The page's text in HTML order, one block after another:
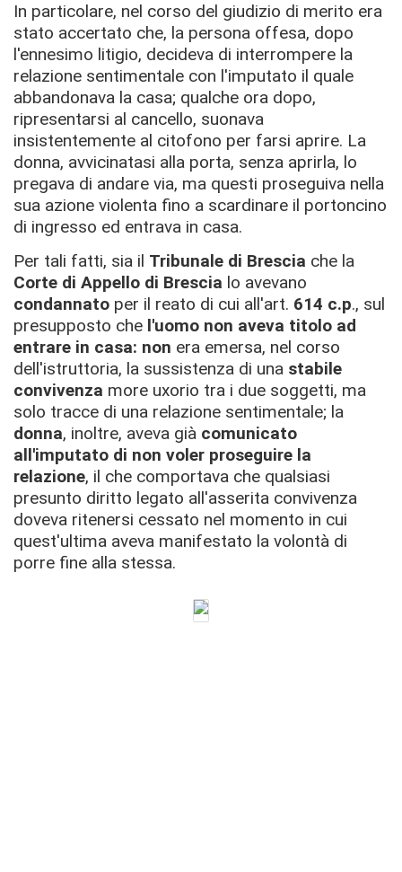
In particolare, nel corso del giudizio di merito era
stato accertato che, la persona offesa, dopo
l'ennesimo litigio, decideva di interrompere la
relazione sentimentale con l'imputato il quale
abbandonava la casa; qualche ora dopo,
ripresentarsi al cancello, suonava
insistentemente al citofono per farsi aprire. La
donna, avvicinatasi alla porta, senza aprirla, lo
pregava di andare via, ma questi proseguiva nella
sua azione violenta fino a scardinare il portoncino
di ingresso ed entrava in casa.
Per tali fatti, sia il Tribunale di Brescia che la
Corte di Appello di Brescia lo avevano
condannato per il reato di cui all'art. 614 c.p., sul
presupposto che l'uomo non aveva titolo ad
entrare in casa: non era emersa, nel corso
dell'istruttoria, la sussistenza di una stabile
convivenza more uxorio tra i due soggetti, ma
solo tracce di una relazione sentimentale; la
donna, inoltre, aveva già comunicato
all'imputato di non voler proseguire la
relazione, il che comportava che qualsiasi
presunto diritto legato all'asserita convivenza
doveva ritenersi cessato nel momento in cui
quest'ultima aveva manifestato la volontà di
porre fine alla stessa.